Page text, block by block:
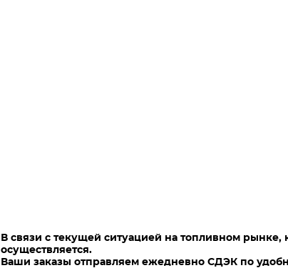
В связи с текущей ситуацией на топливном рынке,
осуществляется.
Ваши заказы отправляем ежедневно СДЭК по